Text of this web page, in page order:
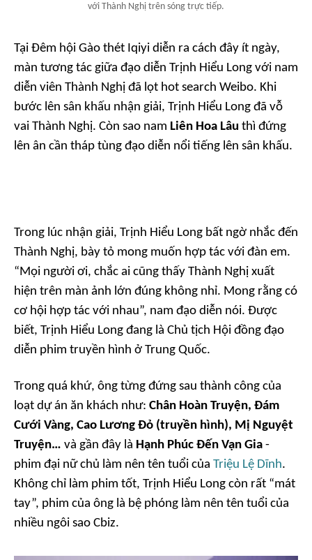
với Thành Nghị trên sóng trực tiếp.
Tại Đêm hội Gào thét Iqiyi diễn ra cách đây ít ngày,
màn tương tác giữa đạo diễn Trịnh Hiểu Long với nam
diễn viên Thành Nghị đã lọt hot search Weibo. Khi
bước lên sân khấu nhận giải, Trịnh Hiểu Long đã vỗ
vai Thành Nghị. Còn sao nam Liên Hoa Lâu thì đứng
lên ân cần tháp tùng đạo diễn nổi tiếng lên sân khấu.
Trong lúc nhận giải, Trịnh Hiểu Long bất ngờ nhắc đến
Thành Nghị, bày tỏ mong muốn hợp tác với đàn em.
“Mọi người ơi, chắc ai cũng thấy Thành Nghị xuất
hiện trên màn ảnh lớn đúng không nhỉ. Mong rằng có
cơ hội hợp tác với nhau”, nam đạo diễn nói. Được
biết, Trịnh Hiểu Long đang là Chủ tịch Hội đồng đạo
diễn phim truyền hình ở Trung Quốc.
Trong quá khứ, ông từng đứng sau thành công của
loạt dự án ăn khách như: Chân Hoàn Truyện, Đám
Cưới Vàng, Cao Lương Đỏ (truyền hình), Mị Nguyệt
Truyện… và gần đây là Hạnh Phúc Đến Vạn Gia -
phim đại nữ chủ làm nên tên tuổi của Triệu Lệ Dĩnh.
Không chỉ làm phim tốt, Trịnh Hiểu Long còn rất “mát
tay”, phim của ông là bệ phóng làm nên tên tuổi của
nhiều ngôi sao Cbiz.